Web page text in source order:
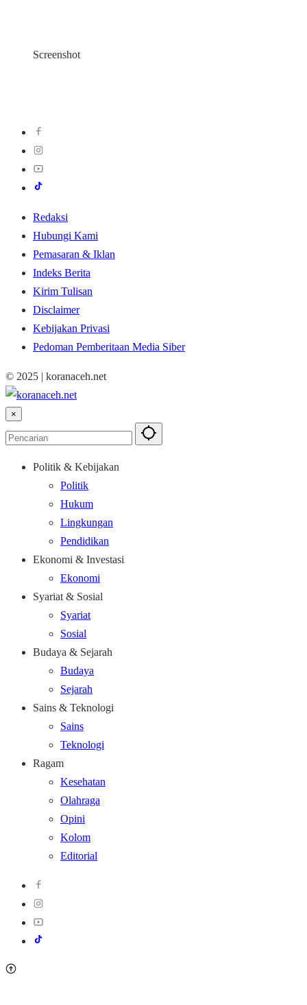
Screenshot
Redaksi
Hubungi Kami
Pemasaran & Iklan
Indeks Berita
Kirim Tulisan
Disclaimer
Kebijakan Privasi
Pedoman Pemberitaan Media Siber
© 2025 | koranaceh.net
×
Politik & Kebijakan
Politik
Hukum
Lingkungan
Pendidikan
Ekonomi & Investasi
Ekonomi
Syariat & Sosial
Syariat
Sosial
Budaya & Sejarah
Budaya
Sejarah
Sains & Teknologi
Sains
Teknologi
Ragam
Kesehatan
Olahraga
Opini
Kolom
Editorial